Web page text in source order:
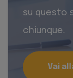
su questo
chiunque.
Vai